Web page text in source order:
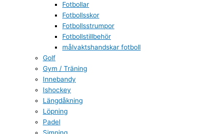
Fotbollar
Fotbollsskor
Fotbollsstrumpor
Fotbollstillbehör
målvaktshandskar fotboll
Golf
Gym / Träning
Innebandy
Ishockey
Längdåkning
Löpning
Padel